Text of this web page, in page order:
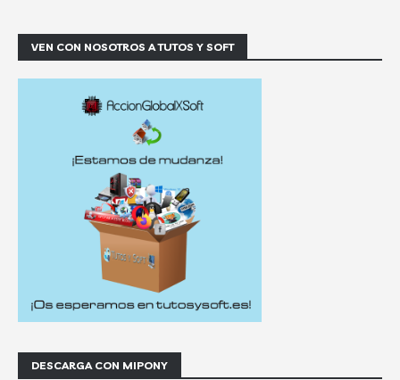
VEN CON NOSOTROS A TUTOS Y SOFT
DESCARGA CON MIPONY